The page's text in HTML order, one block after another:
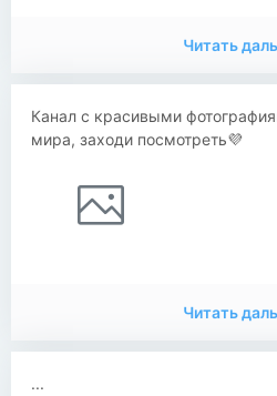
Читать
Канал с красивыми
мира, заходи посмотреть💜
Читать
...